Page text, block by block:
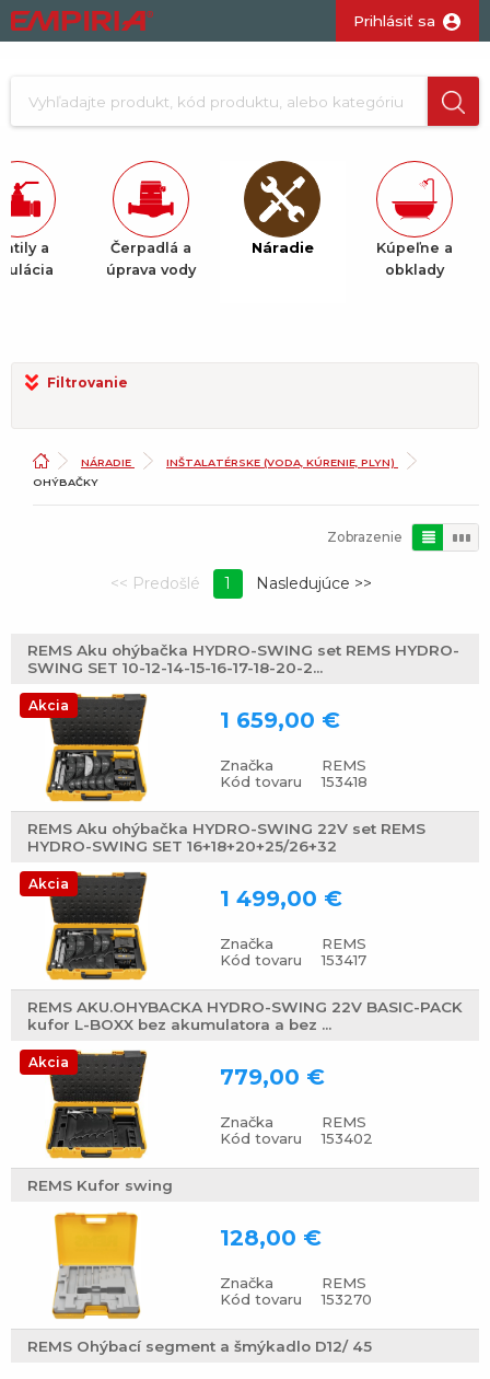
Prihlásiť sa
a
Čerpadlá a
úprava vody
Náradie
Kúpeľne a
obklady
Filtrovanie
NÁRADIE
INŠTALATÉRSKE (VODA, KÚRENIE, PLYN)
OHÝBAČKY
Zobrazenie
1
REMS Aku ohýbačka HYDRO-SWING set REMS HYDRO-
SWING SET 10-12-14-15-16-17-18-20-2...
Akcia
Značka
REMS
Kód tovaru
153418
1 659,00 €
REMS Aku ohýbačka HYDRO-SWING 22V set REMS
HYDRO-SWING SET 16+18+20+25/26+32
Akcia
Značka
REMS
Kód tovaru
153417
1 499,00 €
REMS AKU.OHYBACKA HYDRO-SWING 22V BASIC-PACK
kufor L-BOXX bez akumulatora a bez ...
Akcia
Značka
REMS
Kód tovaru
153402
779,00 €
REMS Kufor swing
Značka
REMS
Kód tovaru
153270
128,00 €
REMS Ohýbací segment a šmýkadlo D12/ 45